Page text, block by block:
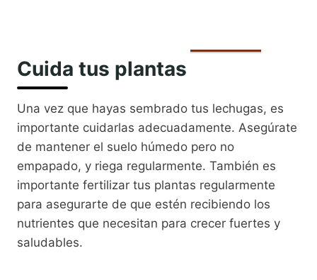
Cuida tus plantas
Una vez que hayas sembrado tus lechugas, es
importante cuidarlas adecuadamente. Asegúrate
de mantener el suelo húmedo pero no
empapado, y riega regularmente. También es
importante fertilizar tus plantas regularmente
para asegurarte de que estén recibiendo los
nutrientes que necesitan para crecer fuertes y
saludables.